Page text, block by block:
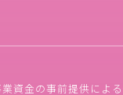
資金の事前提供によ